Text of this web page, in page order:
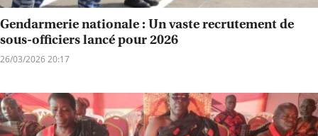
Gendarmerie nationale : Un vaste recrutement de
sous-officiers lancé pour 2026
26/03/2026 20:17